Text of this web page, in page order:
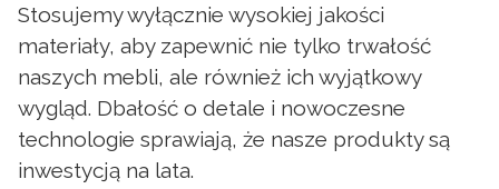
Stosujemy wyłącznie wysokiej jakości
materiały, aby zapewnić nie tylko trwałość
naszych mebli, ale również ich wyjątkowy
wygląd. Dbałość o detale i nowoczesne
technologie sprawiają, że nasze produkty są
inwestycją na lata.